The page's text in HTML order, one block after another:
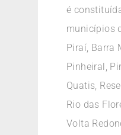
é
municípios
Piraí, Barra
Pinheiral,
Quatis,
Rio das
Volta